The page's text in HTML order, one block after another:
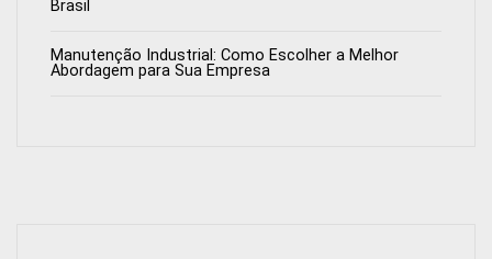
Brasil
Manutenção Industrial: Como Escolher a Melhor
Abordagem para Sua Empresa